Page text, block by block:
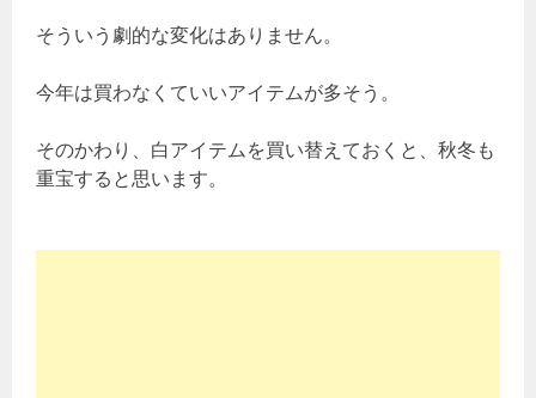
そういう劇的な変化はありません。
今年は買わなくていいアイテムが多そう。
そのかわり、白アイテムを買い替えておくと、秋冬も
重宝すると思います。